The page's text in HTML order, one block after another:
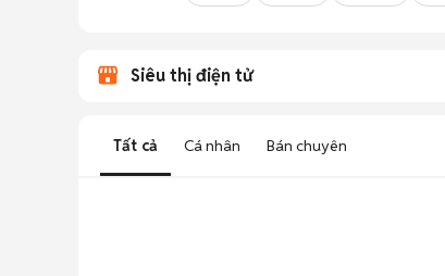
Siêu thị điện tử
Tất cả Cá nhân Bán chuyên